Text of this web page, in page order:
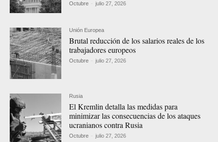
Octubre - julio 27, 2026
Unión Europea
Brutal reducción de los salarios reales de los
trabajadores europeos
Octubre - julio 27, 2026
Rusia
El Kremlin detalla las medidas para
minimizar las consecuencias de los ataques
ucranianos contra Rusia
Octubre - julio 27, 2026